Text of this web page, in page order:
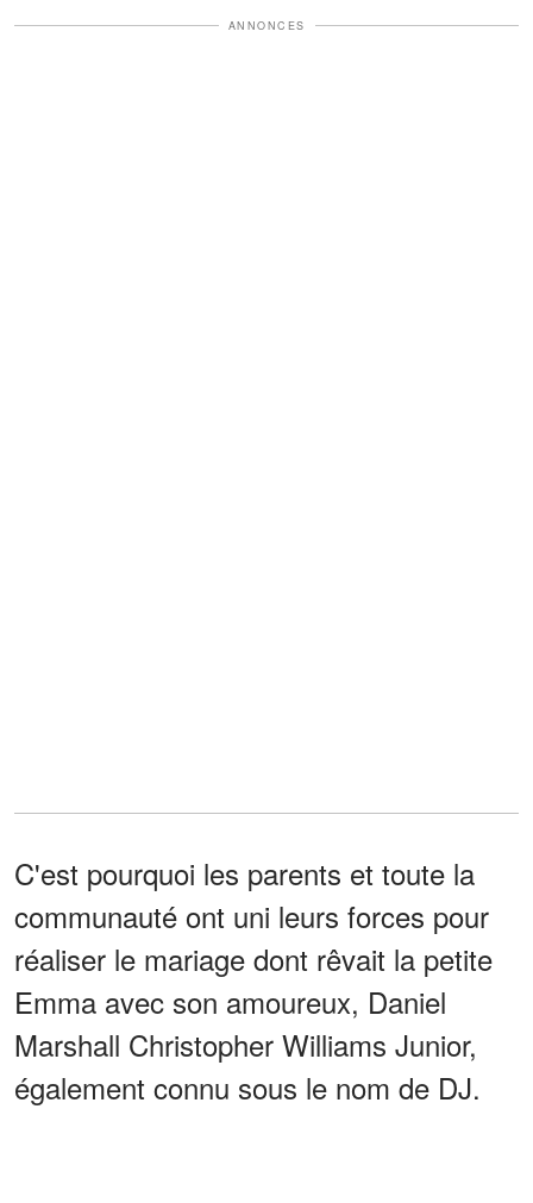
ANNONCES
C'est pourquoi les parents et toute la
communauté ont uni leurs forces pour
réaliser le mariage dont rêvait la petite
Emma avec son amoureux, Daniel
Marshall Christopher Williams Junior,
également connu sous le nom de DJ.